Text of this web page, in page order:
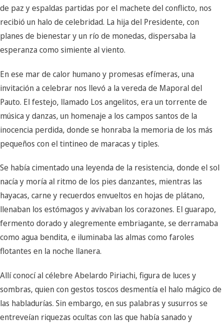
de paz y espaldas partidas por el machete del conflicto, nos
recibió un halo de celebridad. La hija del Presidente, con
planes de bienestar y un río de monedas, dispersaba la
esperanza como simiente al viento.
En ese mar de calor humano y promesas efímeras, una
invitación a celebrar nos llevó a la vereda de Maporal del
Pauto. El festejo, llamado Los angelitos, era un torrente de
música y danzas, un homenaje a los campos santos de la
inocencia perdida, donde se honraba la memoria de los más
pequeños con el tintineo de maracas y tiples.
Se había cimentado una leyenda de la resistencia, donde el sol
nacía y moría al ritmo de los pies danzantes, mientras las
hayacas, carne y recuerdos envueltos en hojas de plátano,
llenaban los estómagos y avivaban los corazones. El guarapo,
fermento dorado y alegremente embriagante, se derramaba
como agua bendita, e iluminaba las almas como faroles
flotantes en la noche llanera.
Allí conocí al célebre Abelardo Piriachi, figura de luces y
sombras, quien con gestos toscos desmentía el halo mágico de
las habladurías. Sin embargo, en sus palabras y susurros se
entreveían riquezas ocultas con las que había sanado y